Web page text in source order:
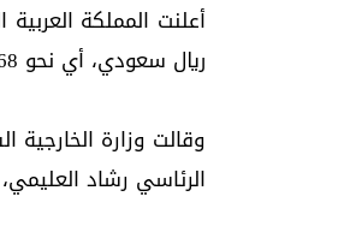
ريال سعودي، أي نحو 368 مليون دولار.
وقالت وزارة
الرئاسي رشاد